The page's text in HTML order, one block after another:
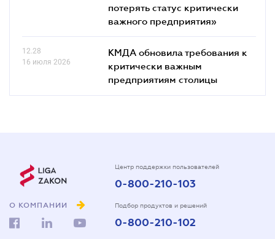
потерять статус критически
важного предприятия»
12.28
16 июля 2026
КМДА обновила требования к
критически важным
предприятиям столицы
О КОМПАНИИ
Центр поддержки пользователей
0-800-210-103
Подбор продуктов и решений
0-800-210-102